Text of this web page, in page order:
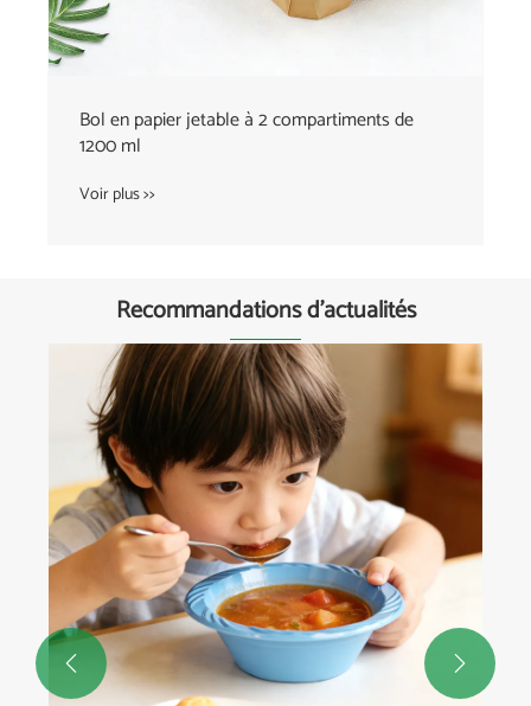
Bol en papier jetable à 2 compartiments de
1200 ml
Voir plus >>
Recommandations d'actualités
 